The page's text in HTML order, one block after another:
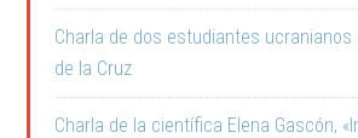
Charla de dos estudiantes ucranianos
de la Cruz
Charla de la científica Elena Gascón,